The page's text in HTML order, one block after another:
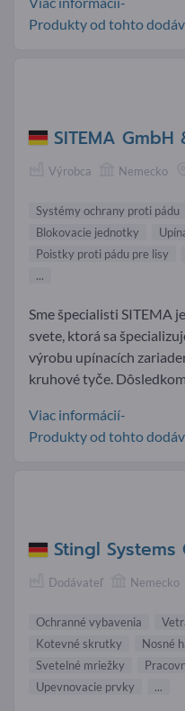
Produkty od tohto
SITEMA GmbH
Výrobca Nemecko
Systémy ochrany proti pádu
Blokovacie jednotky
Poistky proti pádu pre lisy
...
Sme špecialisti SITEMA
svete, ktorá sa
výrobu upínacích
kruhové tyče.
Viac informácií-
Produkty od tohto
Stingl Systems
Dodávateľ Nemecko
Ochranné vybavenia
Kotevné skrutky
Nosné
Svetelné mriežky
Upevnovacie prvky
...